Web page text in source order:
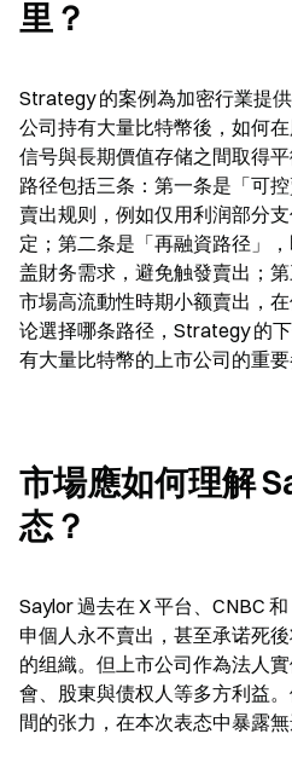
里？
Strategy 的案例為加密行業提
公司持有大量比特幣後，如何
信号與長期價值存储之間取得
路径包括三条：第一条是「可
賣出规则，例如仅用利润部分
定；第二条是「再融資路径」
盖財务需求，避免触發賣出；
市場高流動性時期小额賣出，
论選择哪条路径，Strategy 的
有大量比特幣的上市公司的重要
市場應如何理解
态？
Saylor 過去在 X 平台、CNBC
申個人永不賣出，甚至承诺死
的组織。但上市公司作為法人
會、股東與债权人等多方利益
間的张力，在本次表态中暴露無